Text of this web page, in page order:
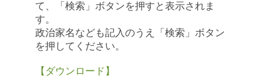
て、「検索」ボタンを押すと表示されま
す。
政治家名なども記入のうえ「検索」ボタン
を押してください。
【ダウンロード】